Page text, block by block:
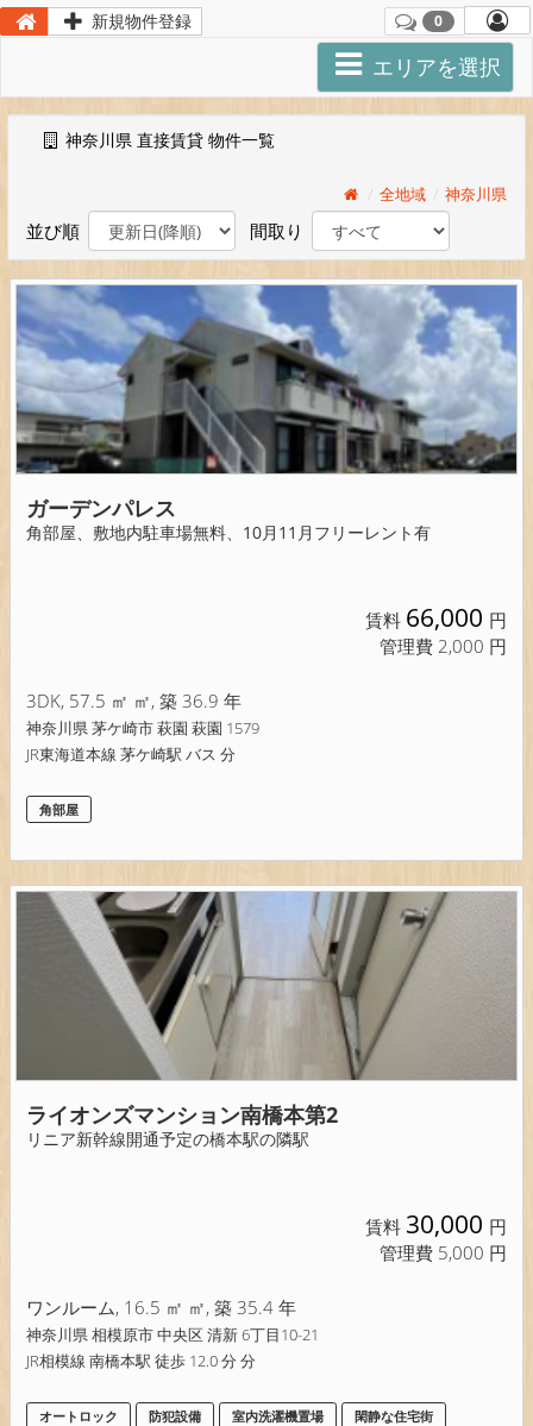
Toggle
navigation
エリアを選択
神奈川県 直接賃貸 物件一覧
全地域 神奈川県
並び順 間取り
ガーデンパレス
角部屋、敷地内駐車場無料、10月11月フリーレント有
賃料 66,000 円
管理費 2,000 円
3DK, 57.5 ㎡ ㎡, 築 36.9 年
神奈川県 茅ケ崎市 萩園 萩園 1579
JR東海道本線 茅ケ崎駅 バス 分
角部屋
ライオンズマンション南橋本第2
リニア新幹線開通予定の橋本駅の隣駅
賃料 30,000 円
管理費 5,000 円
ワンルーム, 16.5 ㎡ ㎡, 築 35.4 年
神奈川県 相模原市 中央区 清新 6丁目10-21
JR相模線 南橋本駅 徒歩 12.0 分 分
オートロック 防犯設備 室内洗濯機置場 閑静な住宅街
新規物件登録 0